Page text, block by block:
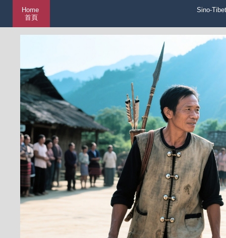
Home
首頁
Sino-